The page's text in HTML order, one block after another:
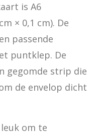
is A6
× 0,1 cm). De
passende
puntklep. De
gegomde strip die
de envelop dicht
om te